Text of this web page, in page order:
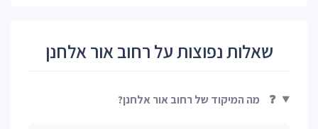
שאלות נפוצות על רחוב אור אלחנן
❓ מה המיקוד של רחוב אור אלחנן?